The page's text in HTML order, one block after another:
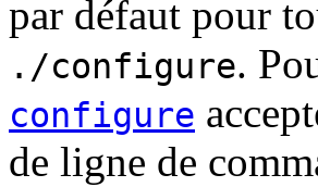
par défaut pour
./configure.
configure
de ligne de